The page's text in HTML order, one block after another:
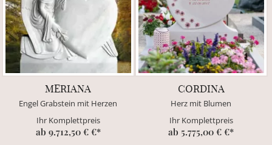
MERIANA
Engel Grabstein mit Herzen
Ihr Komplettpreis
ab 9.712,50 € €*
CORDINA
Herz mit Blumen
Ihr Komplettpreis
ab 5.775,00 € €*